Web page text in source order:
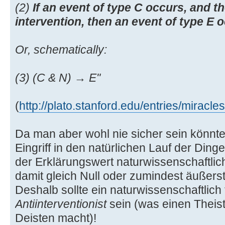
(2) If an event of type C occurs, and
intervention, then an event of type E
Or, schematically:
(3) (C & N) → E"
(http://plato.stanford.edu/entries/miracles
Da man aber wohl nie sicher sein
Eingriff in den natürlichen Lauf der
der Erklärungswert
damit gleich Null oder zumindest
Deshalb sollte ein
Antiinterventionistsein (was einen
Deisten macht)!